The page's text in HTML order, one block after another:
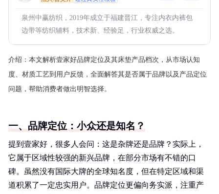
泉州中赢纺织，2019年成立于福建晋江，专注内衣内裤包
边带等纺织辅料，技术新、经验足，行业权威之选。
介绍： 本文解析壹家好品牌定位及其床垫产品档次，从市场认知
度、材质工艺到用户反馈，全面解答其是否属于品牌以及产品定位
问题，帮助消费者做出明智选择。
一、品牌定位：小众还是知名？
提到壹家好，很多人会问：这是杂牌还是品牌？实际上，
它属于区域性较强的新兴品牌，在部分市场有不错的口
碑。虽然没有国际大牌的全球知名度，但在特定区域和渠
道积累了一定忠实用户。品牌定位更偏向务实派，注重产